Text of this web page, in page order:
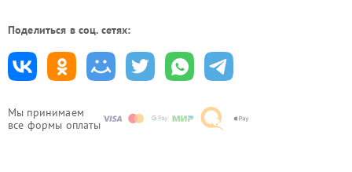
Мы принимаем
все формы оплаты
Поделиться в соц. сетях: